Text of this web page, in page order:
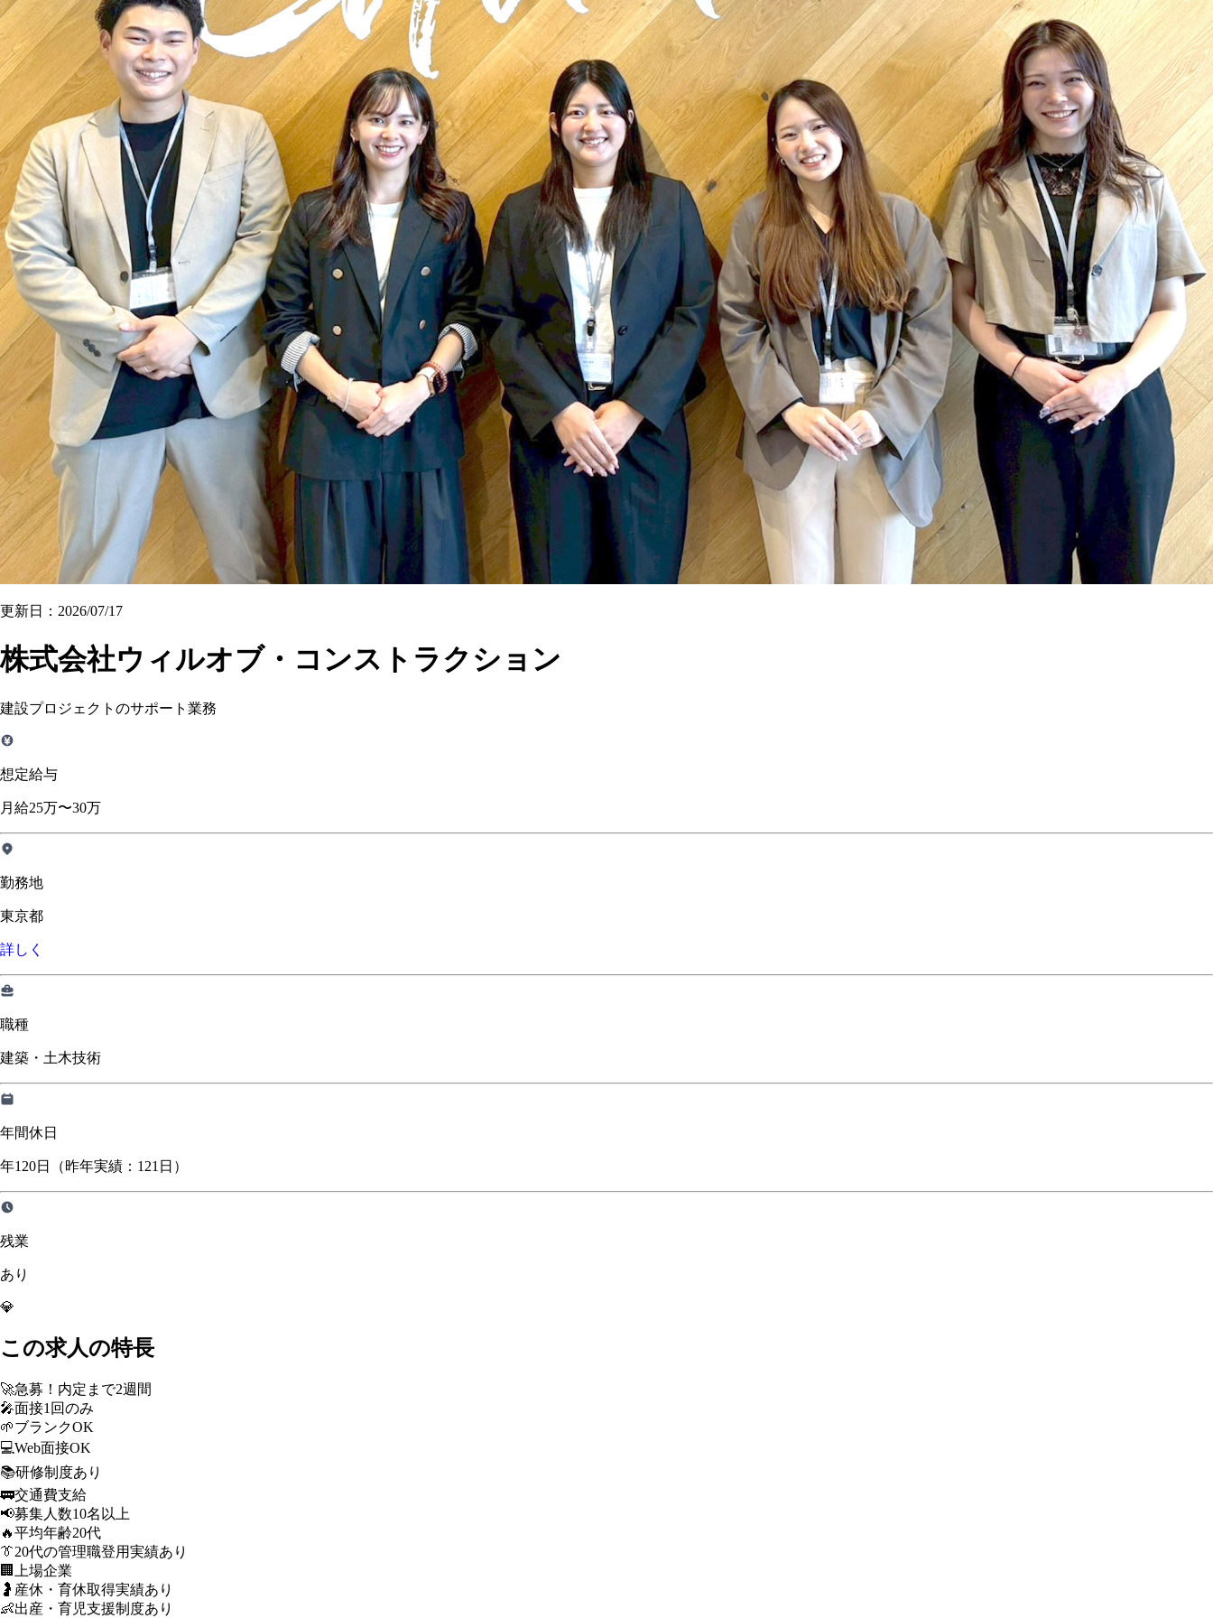
更新日：2026/07/17
株式会社ウィルオブ・コンストラクション
建設プロジェクトのサポート業務
想定給与
月給25万〜30万
勤務地
東京都
詳しく
職種
建築・土木技術
年間休日
年120日（昨年実績：121日）
残業
あり
💎
この求人の特長
🚀急募！内定まで2週間
🎤面接1回のみ
🌱ブランクOK
💻Web面接OK
📚研修制度あり
🚃交通費支給
📢募集人数10名以上
🔥平均年齢20代
👔20代の管理職登用実績あり
🏢
上場企業
🤰 産休・育休取得実績あり
👶出産・育児支援制度あり